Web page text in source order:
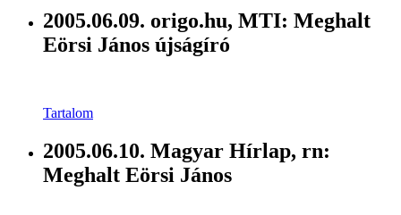
2005.06.09. origo.hu, MTI: Meghalt
Eörsi János újságíró
Tartalom
2005.06.10. Magyar Hírlap, rn:
Meghalt Eörsi János